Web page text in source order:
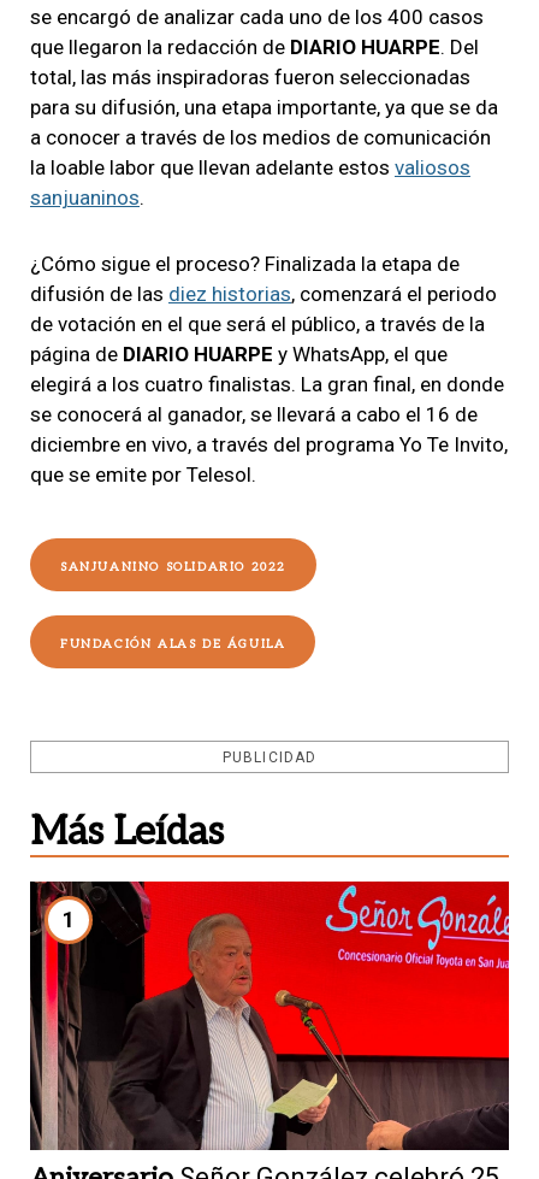
se encargó de analizar cada uno de los 400 casos
que llegaron la redacción de DIARIO HUARPE. Del
total, las más inspiradoras fueron seleccionadas
para su difusión, una etapa importante, ya que se da
a conocer a través de los medios de comunicación
la loable labor que llevan adelante estos valiosos
sanjuaninos.
¿Cómo sigue el proceso? Finalizada la etapa de
difusión de las diez historias, comenzará el periodo
de votación en el que será el público, a través de la
página de DIARIO HUARPE y WhatsApp, el que
elegirá a los cuatro finalistas. La gran final, en donde
se conocerá al ganador, se llevará a cabo el 16 de
diciembre en vivo, a través del programa Yo Te Invito,
que se emite por Telesol.
SANJUANINO SOLIDARIO 2022
FUNDACIÓN ALAS DE ÁGUILA
PUBLICIDAD
Más Leídas
1